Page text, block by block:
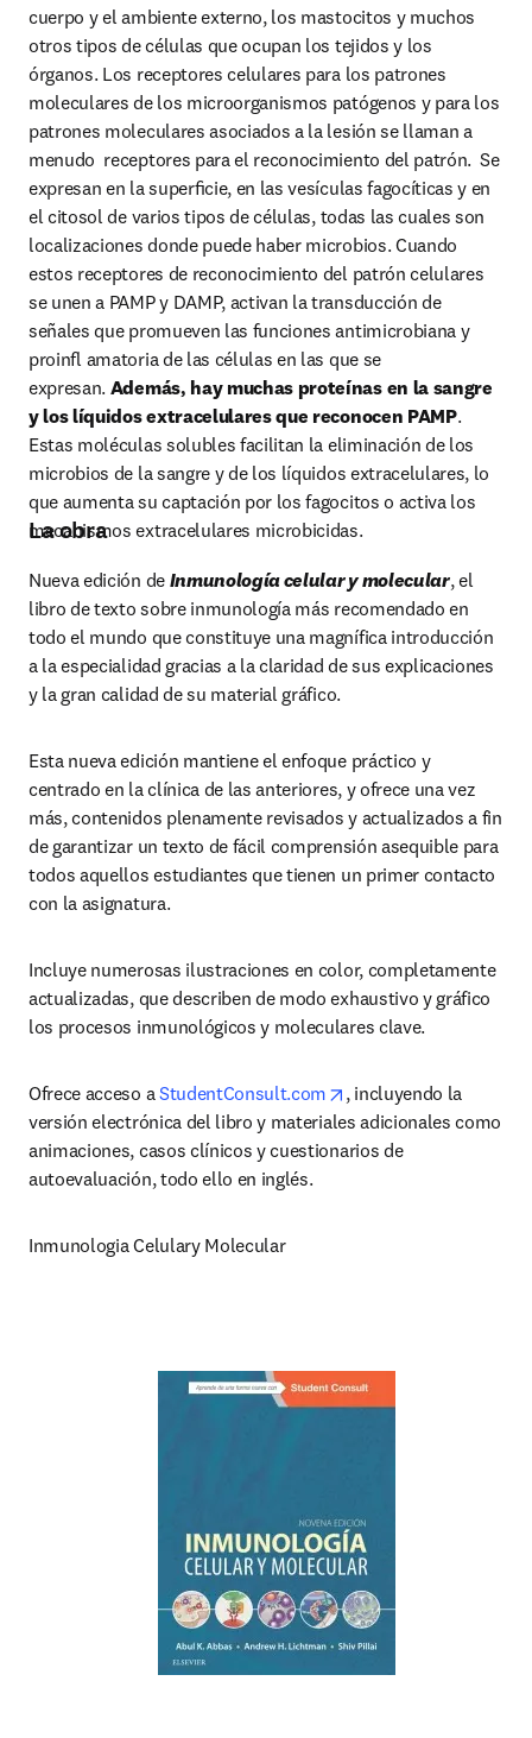
cuerpo y el ambiente externo, los mastocitos y muchos
otros tipos de células que ocupan los tejidos y los
órganos. Los receptores celulares para los patrones
moleculares de los microorganismos patógenos y para los
patrones moleculares asociados a la lesión se llaman a
menudo  receptores para el reconocimiento del patrón.  Se
expresan en la superﬁcie, en las vesículas fagocíticas y en
el citosol de varios tipos de células, todas las cuales son
localizaciones donde puede haber microbios. Cuando
estos receptores de reconocimiento del patrón celulares
se unen a PAMP y DAMP, activan la transducción de
señales que promueven las funciones antimicrobiana y
proinﬂ amatoria de las células en las que se
expresan. Además, hay muchas proteínas en la sangre
y los líquidos extracelulares que reconocen PAMP.
Estas moléculas solubles facilitan la eliminación de los
microbios de la sangre y de los líquidos extracelulares, lo
que aumenta su captación por los fagocitos o activa los
mecanismos extracelulares microbicidas.
La obra
Nueva edición de Inmunología celular y molecular, el
libro de texto sobre inmunología más recomendado en
todo el mundo que constituye una magnífica introducción
a la especialidad gracias a la claridad de sus explicaciones
y la gran calidad de su material gráfico.
Esta nueva edición mantiene el enfoque práctico y
centrado en la clínica de las anteriores, y ofrece una vez
más, contenidos plenamente revisados y actualizados a fin
de garantizar un texto de fácil comprensión asequible para
todos aquellos estudiantes que tienen un primer contacto
con la asignatura.
Incluye numerosas ilustraciones en color, completamente
actualizadas, que describen de modo exhaustivo y gráfico
los procesos inmunológicos y moleculares clave.
Ofrece acceso a StudentConsult.com opens in new tab/
, incluyendo la
versión electrónica del libro y materiales adicionales como
animaciones, casos clínicos y cuestionarios de
autoevaluación, todo ello en inglés.
Inmunologia Celulary Molecular